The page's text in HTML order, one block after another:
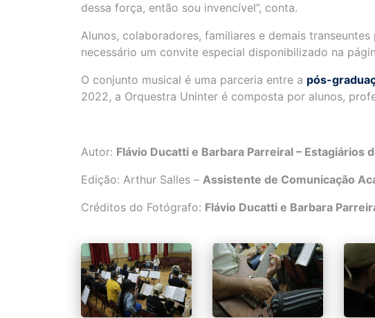
dessa força, então sou invencível”, conta.
Alunos, colaboradores, familiares e demais
necessário um convite especial disponibilizado na
O conjunto musical é uma parceria entre a pós-
2022, a Orquestra Uninter é composta por alunos,
Autor: Flávio Ducatti e Barbara Parreiral – Estagiários
Edição: Arthur Salles – Assistente de Comunicação
Créditos do Fotógrafo: Flávio Ducatti e Barbara